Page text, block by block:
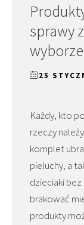
sprawy
wyborze
25
Każdy, kto
rzeczy
komplet
pieluchy, a
dzieciaki
brakować
produkty